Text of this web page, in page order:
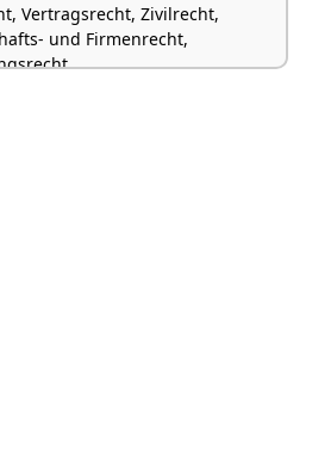
Vertragsrecht, Zivilrecht,
und Firmenrecht,